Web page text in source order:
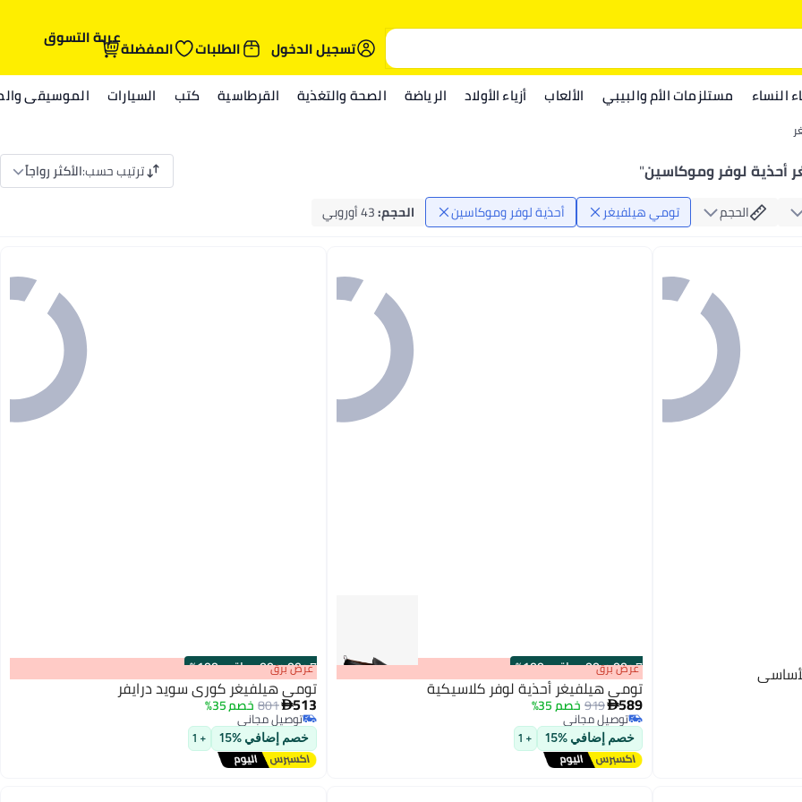
تسجيل الدخول
الطلبات المفضلةعربة التسوق
النساء مستلزمات الأم والبيبي الألعاب أزياء الأولاد الرياضة الصحة والتغذية القرطاسية كتب السيارات الموسيقى
أحذية لوفر وموكاسين" ترتيب حسب:الأكثر رواجاً
الحجم تومي هيلفيغر أحذية لوفر وموكاسين الحجم:43 أوروبي
00m:00s
·باقي 100% عرض برق
تومي هيلفيغر أحذية لوفر كلاسيكية
589
919خصم 35%
توصيل مجاني
توصيل مجاني
خصم إضافي %15 + 1
00m:00s
·باقي 100% عرض برق
تومي هيلفيغر كوري سويد درايفر
513
801خصم 35%
توصيل مجاني
توصيل مجاني
خصم إضافي %15 + 1